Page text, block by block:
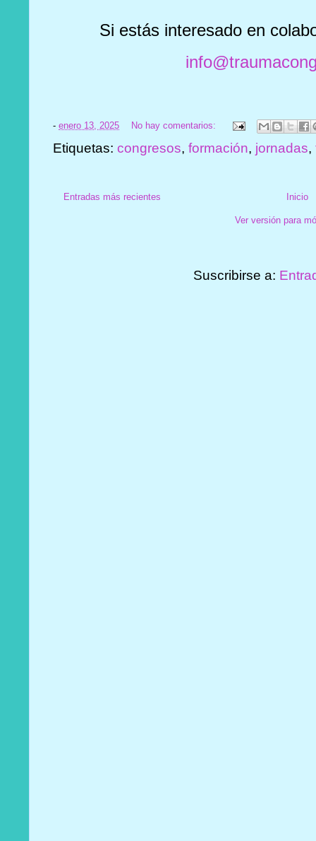
Si estás interesado en
-enero 13, 2025 No hay comentarios:
Etiquetas:congresos,formación, jornadas,
Entradas más recientes Inicio
Ver versión para
Suscribirse a: